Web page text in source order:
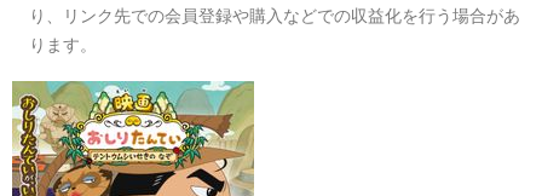
り、リンク先での会員登録や購入などでの収益化を行う場合があ
ります。